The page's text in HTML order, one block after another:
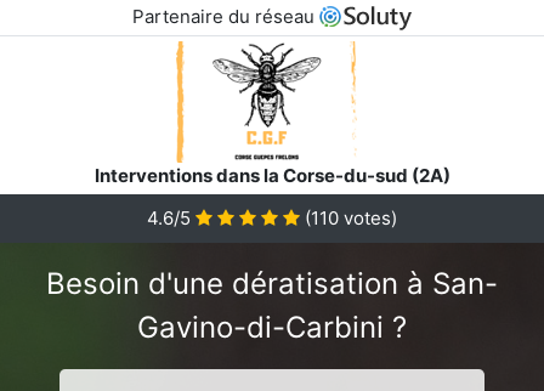
Partenaire du réseau
Interventions dans la Corse-du-sud (2A)
4.6/5 (110 votes)
Besoin d'une dératisation à San-
Gavino-di-Carbini ?